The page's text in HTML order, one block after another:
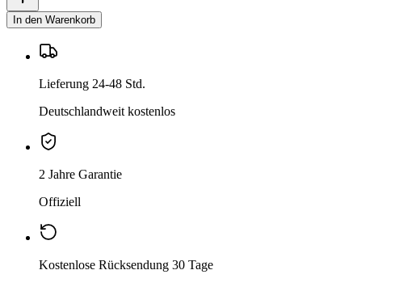
In den Warenkorb
Lieferung 24-48 Std.
Deutschlandweit kostenlos
2 Jahre Garantie
Offiziell
Kostenlose Rücksendung 30 Tage